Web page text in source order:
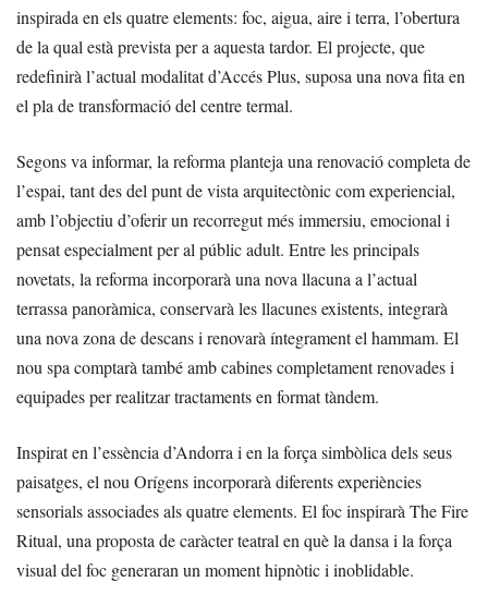
inspirada en els quatre elements: foc, aigua, aire i terra, l’obertura
de la qual està prevista per a aquesta tardor. El projecte, que
redefinirà l’actual modalitat d’Accés Plus, suposa una nova fita en
el pla de transformació del centre termal.
Segons va informar, la reforma planteja una renovació completa de
l’espai, tant des del punt de vista arquitectònic com experiencial,
amb l’objectiu d’oferir un recorregut més immersiu, emocional i
pensat especialment per al públic adult. Entre les principals
novetats, la reforma incorporarà una nova llacuna a l’actual
terrassa panoràmica, conservarà les llacunes existents, integrarà
una nova zona de descans i renovarà íntegrament el hammam. El
nou spa comptarà també amb cabines completament renovades i
equipades per realitzar tractaments en format tàndem.
Inspirat en l’essència d’Andorra i en la força simbòlica dels seus
paisatges, el nou Orígens incorporarà diferents experiències
sensorials associades als quatre elements. El foc inspirarà The Fire
Ritual, una proposta de caràcter teatral en què la dansa i la força
visual del foc generaran un moment hipnòtic i inoblidable.